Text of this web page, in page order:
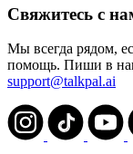
Свяжитесь с
Мы всегда рядом,
помощь. Пиши в
support@talkpal.ai